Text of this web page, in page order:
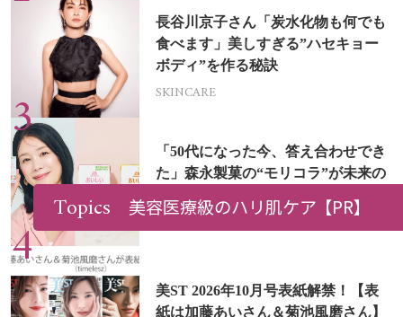
長谷川京子さん「炭水化物も何でも
食べます」美しすぎる”ハセキョー
ボディ”を作る秘訣
SKINCARE
「50代になった今、答え合わせでき
た」森永製菓の“モリコラ”が未来の
HEALTH
美ST 2026年10月号表紙解禁！【表
紙は加藤あいさん＆菊池風磨さん】
Topics 美容医療級のハリ肌ケア【PR】